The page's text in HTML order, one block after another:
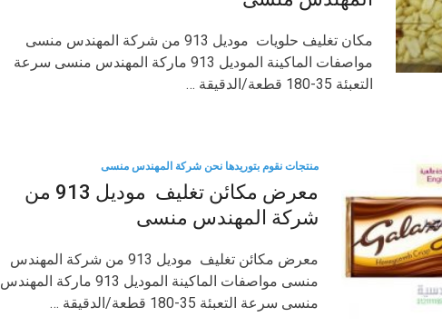
مكان تغليف حلويات موديل 913 من شركة المهندس منسى
مواصفات الماكينة الموديل 913 ماركة المهندس منسى سرعة
التعبئة 35-180 قطعة/الدقيقة …
منتجات نقوم بتوريدها نحن شركة المهندس منسى
معرض مكائن تغليف موديل 913 من
شركة المهندس منسى
معرض مكائن تغليف موديل 913 من شركة المهندس
منسى مواصفات الماكينة الموديل 913 ماركة المهندس
منسى سرعة التعبئة 35-180 قطعة/الدقيقة …